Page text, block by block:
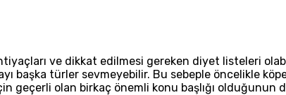
ve dikkat edilmesi gereken diyet listeleri
başka türler sevmeyebilir. Bu sebeple öncelikle
geçerli olan birkaç önemli konu başlığı olduğunun